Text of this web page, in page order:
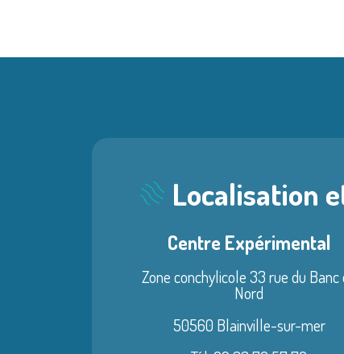
Localisation
Centre Expérimental
Zone conchylicole 33 rue du Banc
Nord
50560 Blainville-sur-mer